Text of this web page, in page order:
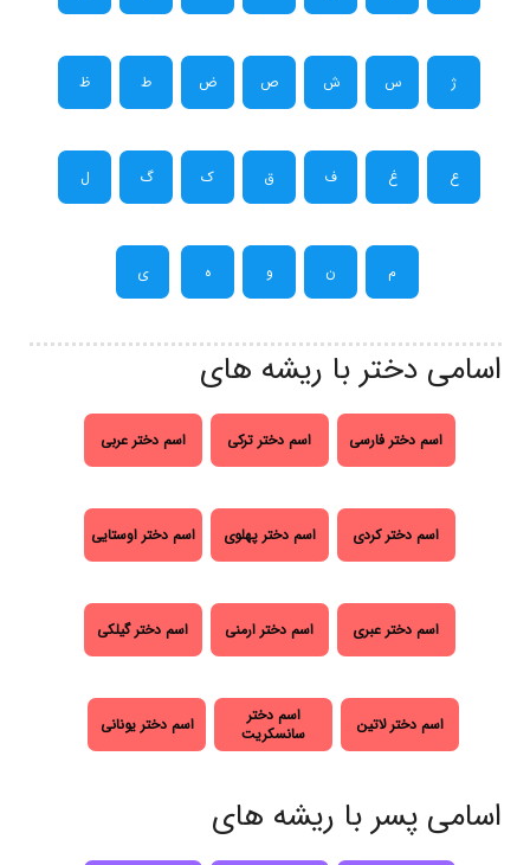
ژ س ش ص ض ط ظ
ع غ ف ق ک گ ل
م ن و ه ی
اسامی دختر با ریشه های
اسم دختر فارسی اسم دختر ترکی اسم دختر عربی
اسم دختر کردی اسم دختر پهلوی اسم دختر اوستایی
اسم دختر عبری اسم دختر ارمنی اسم دختر گیلکی
اسم دختر لاتین
اسم دختر
سانسکریت
اسم دختر یونانی
اسامی پسر با ریشه های